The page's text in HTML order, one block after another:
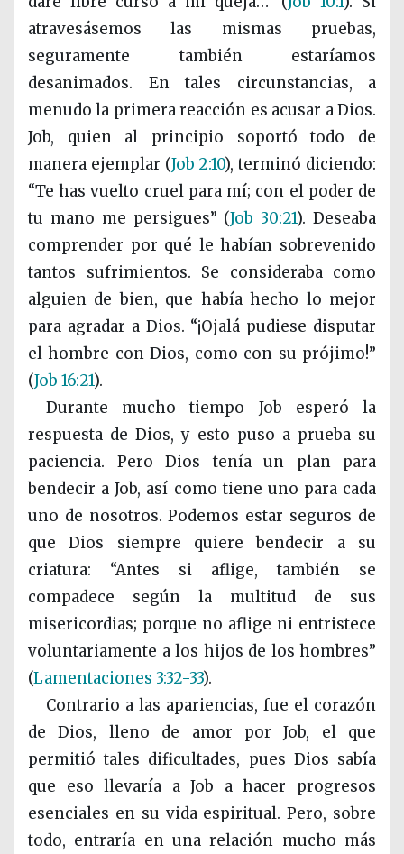
atravesásemos las mismas pruebas,
seguramente también estaríamos
desanimados. En tales circunstancias, a
menudo la primera reacción es acusar a Dios.
Job, quien al principio soportó todo de
manera ejemplar (Job 2:10), terminó diciendo:
“Te has vuelto cruel para mí; con el poder de
tu mano me persigues” (Job 30:21). Deseaba
comprender por qué le habían sobrevenido
tantos sufrimientos. Se consideraba como
alguien de bien, que había hecho lo mejor
para agradar a Dios. “¡Ojalá pudiese disputar
el hombre con Dios, como con su prójimo!”
(Job 16:21).
Durante mucho tiempo Job esperó la
respuesta de Dios, y esto puso a prueba su
paciencia. Pero Dios tenía un plan para
bendecir a Job, así como tiene uno para cada
uno de nosotros. Podemos estar seguros de
que Dios siempre quiere bendecir a su
criatura: “Antes si aflige, también se
compadece según la multitud de sus
misericordias; porque no aflige ni entristece
voluntariamente a los hijos de los hombres”
(Lamentaciones 3:32-33).
Contrario a las apariencias, fue el corazón
de Dios, lleno de amor por Job, el que
permitió tales dificultades, pues Dios sabía
que eso llevaría a Job a hacer progresos
esenciales en su vida espiritual. Pero, sobre
todo, entraría en una relación mucho más